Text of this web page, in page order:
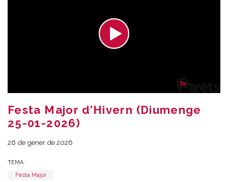
Festa Major d’Hivern (Diumenge
25-01-2026)
26 de gener de 2026
TEMA:
Festa Major